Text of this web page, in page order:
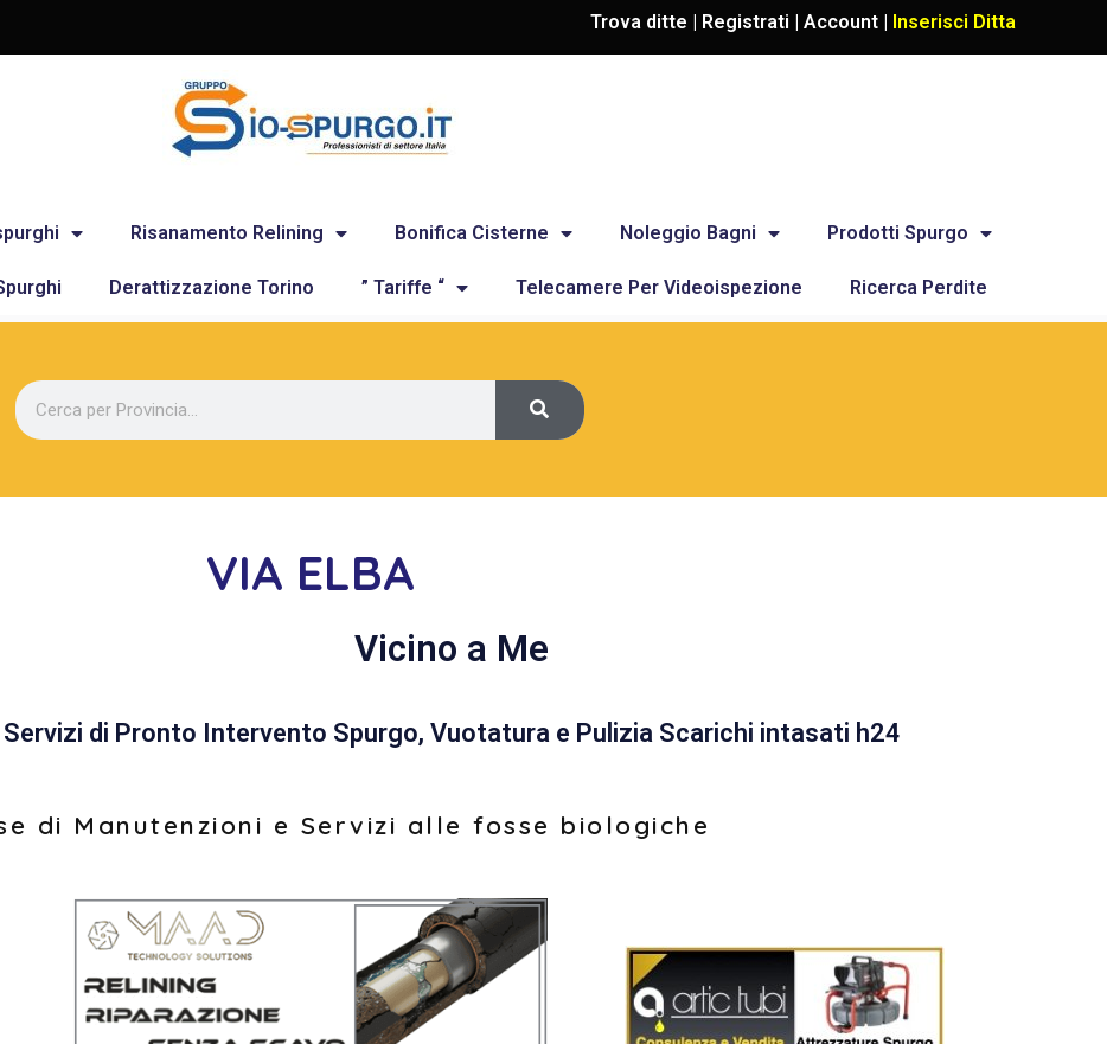
Trova ditte | Registrati | Account | Inserisci Ditta
Risanamento Relining Bonifica Cisterne Noleggio Bagni Prodotti Spurgo
Derattizzazione Torino ” Tariffe “ Telecamere Per Videoispezione Ricerca Perdite
VIA ELBA
Vicino a Me
Servizi di Pronto Intervento Spurgo, Vuotatura e Pulizia Scarichi intasati h24
di Manutenzioni e Servizi alle fosse biologiche